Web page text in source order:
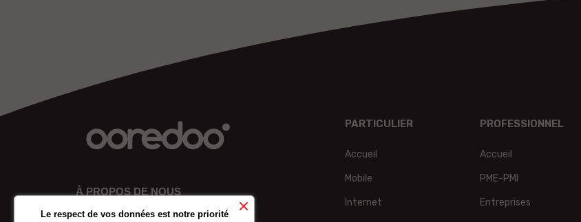
À PROPOS DE NOUS
PARTICULIER
Accueil
Mobile
Internet
PROFESSIONNEL
Accueil
PME-PMI
Entreprises
Le respect de vos données est notre priorité